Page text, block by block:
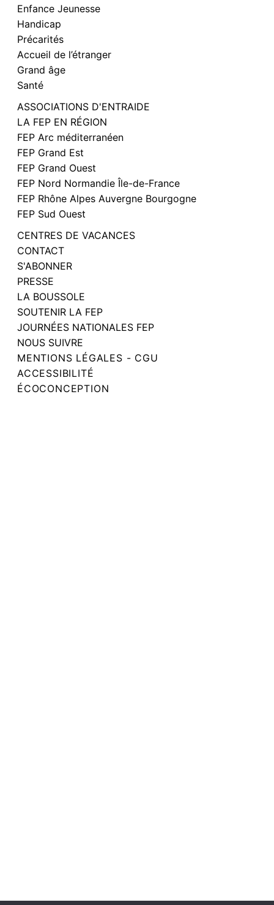
Enfance Jeunesse
Handicap
Précarités
Accueil de l’étranger
Grand âge
Santé
ASSOCIATIONS D'ENTRAIDE
LA FEP EN RÉGION
FEP Arc méditerranéen
FEP Grand Est
FEP Grand Ouest
FEP Nord Normandie Île-de-France
FEP Rhône Alpes Auvergne Bourgogne
FEP Sud Ouest
CENTRES DE VACANCES
CONTACT
S'ABONNER
PRESSE
LA BOUSSOLE
SOUTENIR LA FEP
JOURNÉES NATIONALES FEP
NOUS SUIVRE
MENTIONS LÉGALES - CGU
ACCESSIBILITÉ
ÉCOCONCEPTION